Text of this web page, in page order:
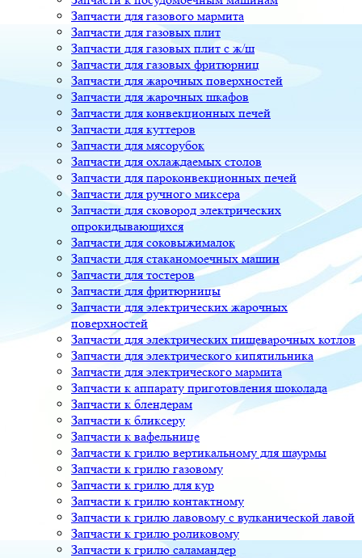
Запчасти для газового мармита
Запчасти для газовых плит
Запчасти для газовых плит с ж/ш
Запчасти для газовых фритюрниц
Запчасти для жарочных поверхностей
Запчасти для жарочных шкафов
Запчасти для конвекционных печей
Запчасти для куттеров
Запчасти для мясорубок
Запчасти для охлаждаемых столов
Запчасти для пароконвекционных печей
Запчасти для ручного миксера
Запчасти для сковород электрических
опрокидывающихся
Запчасти для соковыжималок
Запчасти для стаканомоечных машин
Запчасти для тостеров
Запчасти для фритюрницы
Запчасти для электрических жарочных
поверхностей
Запчасти для электрических пищеварочных котлов
Запчасти для электрического кипятильника
Запчасти для электрического мармита
Запчасти к аппарату приготовления шоколада
Запчасти к блендерам
Запчасти к бликсеру
Запчасти к вафельнице
Запчасти к грилю вертикальному для шаурмы
Запчасти к грилю газовому
Запчасти к грилю для кур
Запчасти к грилю контактному
Запчасти к грилю лавовому с вулканической лавой
Запчасти к грилю роликовому
Запчасти к грилю саламандер